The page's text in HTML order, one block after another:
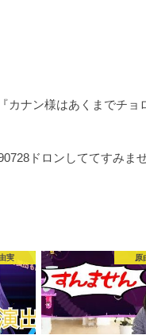
カナン様はあくまでチ
ドロンしててすみま
実 原